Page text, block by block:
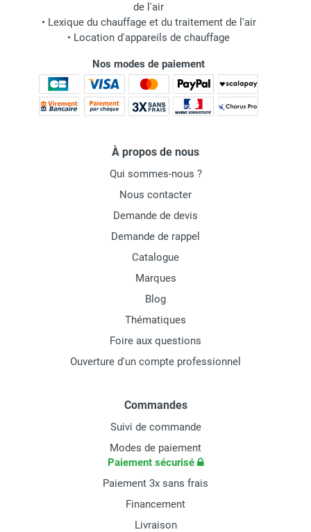
de l'air
• Lexique du chauffage et du traitement de l'air
• Location d'appareils de chauffage
Nos modes de paiement
À propos de nous
Qui sommes-nous ?
Nous contacter
Demande de devis
Demande de rappel
Catalogue
Marques
Blog
Thématiques
Foire aux questions
Ouverture d'un compte professionnel
Commandes
Suivi de commande
Modes de paiement
Paiement sécurisé
Paiement 3x sans frais
Financement
Livraison